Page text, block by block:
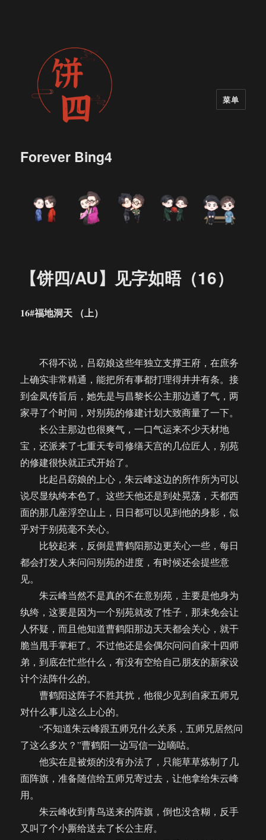
Forever Bing4
菜单
【饼四/AU】见字如晤（16）
16#福地洞天 （上）
不得不说，吕窈娘这些年独立支撑王府，在庶务
上确实非常精通，能把所有事都打理得井井有条。接
到金凤传旨后，她先是与昌黎长公主那边通了气，两
家寻了个时间，对别苑的修建计划大致商量了一下。
长公主那边也很爽气，一口气运来不少天材地
宝，还派来了七重天专司修缮天宫的几位匠人，别苑
的修建很快就正式开始了。
比起吕窈娘的上心，朱云峰这边的所作所为可以
说尽显纨绔本色了。这些天他还是到处晃荡，天都西
面的那几座浮空山上，日日都可以见到他的身影，似
乎对于别苑毫不关心。
比较起来，反倒是曹鹤阳那边更关心一些，每日
都会打发人来问问别苑的进度，有时候还会提些意
见。
朱云峰当然不是真的不在意别苑，主要是他身为
纨绔，这要是因为一个别苑就改了性子，那未免会让
人怀疑，而且他知道曹鹤阳那边天天都会关心，就干
脆当甩手掌柜了。不过他还是会偶尔问问自家十四师
弟，到底在忙些什么，有没有空给自己朋友的新家设
计个法阵什么的。
曹鹤阳这阵子不胜其扰，他很少见到自家五师兄
对什么事儿这么上心的。
“不知道朱云峰跟五师兄什么关系，五师兄居然问
了这么多次？”曹鹤阳一边写信一边嘀咕。
他实在是被烦的没有办法了，只能草草炼制了几
面阵旗，准备随信给五师兄寄过去，让他拿给朱云峰
用。
朱云峰收到青鸟送来的阵旗，倒也没含糊，反手
又叫了个小厮给送去了长公主府。